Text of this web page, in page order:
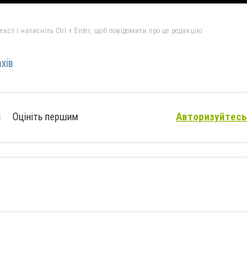
і натисніть Ctrl + Enter, щоб повідомити про це редакцію
Оцініть першим Авторизуйтесь